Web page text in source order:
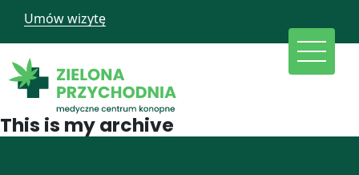
Umów wizytę
This is my archive